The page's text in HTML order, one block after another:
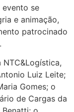
se
e animação,
patrocinado
Luiz Leite;
Gomes; o
de Cargas da